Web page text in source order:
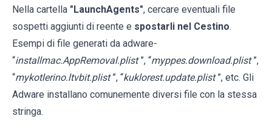
Nella cartella "LaunchAgents", cercare eventuali file
sospetti aggiunti di reente e spostarli nel Cestino.
Esempi di file generati da adware-
“installmac.AppRemoval.plist ”, “myppes.download.plist ”,
“mykotlerino.ltvbit.plist ”, “kuklorest.update.plist ”, etc. Gli
Adware installano comunemente diversi file con la stessa
stringa.